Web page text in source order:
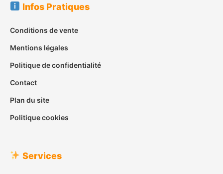
Infos Pratiques
Conditions de vente
Mentions légales
Politique de confidentialité
Contact
Plan du site
Politique cookies
Services